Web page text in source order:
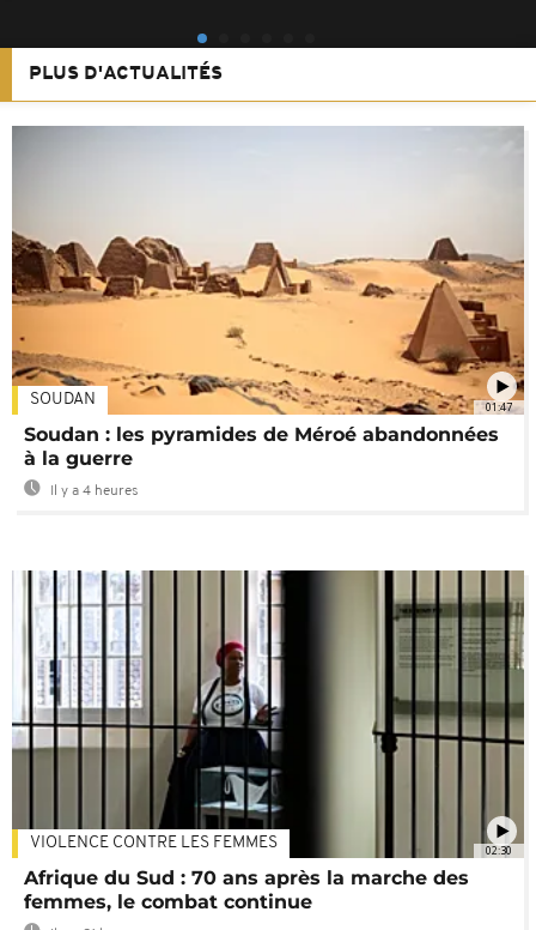
PLUS D'ACTUALITÉS
01:47
SOUDAN
Soudan : les pyramides de Méroé abandonnées
à la guerre
Il y a 4 heures
02:30
VIOLENCE CONTRE LES FEMMES
Afrique du Sud : 70 ans après la marche des
femmes, le combat continue